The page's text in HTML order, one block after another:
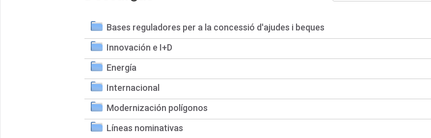
Bases reguladores per a la concessió d'ajudes i beques
Innovación e I+D
Energía
Internacional
Modernización polígonos
Líneas nominativas